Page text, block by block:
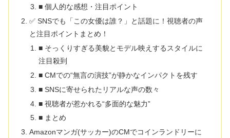
■ 個人的な感想・注目ポイント
✅ SNSでも「この女優は誰？」と話題に！視聴者の声
と注目ポイントまとめ！
■ そっくりすぎる美貌とモデル映えするスタイルに
注目殺到
■ CMでの“無言の演技”が静かなインパクトを残す
■ SNSに寄せられたリアルな声の数々
■ 視聴者が惹かれる“多面的な魅力”
■ まとめ
Amazonマンガ(サッカー)のCMでコインランドリーに